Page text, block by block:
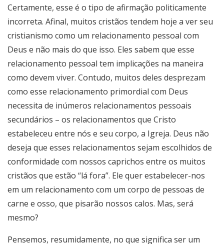
Certamente, esse é o tipo de afirmação politicamente
incorreta. Afinal, muitos cristãos tendem hoje a ver seu
cristianismo como um relacionamento pessoal com
Deus e não mais do que isso. Eles sabem que esse
relacionamento pessoal tem implicações na maneira
como devem viver. Contudo, muitos deles desprezam
como esse relacionamento primordial com Deus
necessita de inúmeros relacionamentos pessoais
secundários – os relacionamentos que Cristo
estabeleceu entre nós e seu corpo, a Igreja. Deus não
deseja que esses relacionamentos sejam escolhidos de
conformidade com nossos caprichos entre os muitos
cristãos que estão “lá fora”. Ele quer estabelecer-nos
em um relacionamento com um corpo de pessoas de
carne e osso, que pisarão nossos calos. Mas, será
mesmo?
Pensemos, resumidamente, no que significa ser um